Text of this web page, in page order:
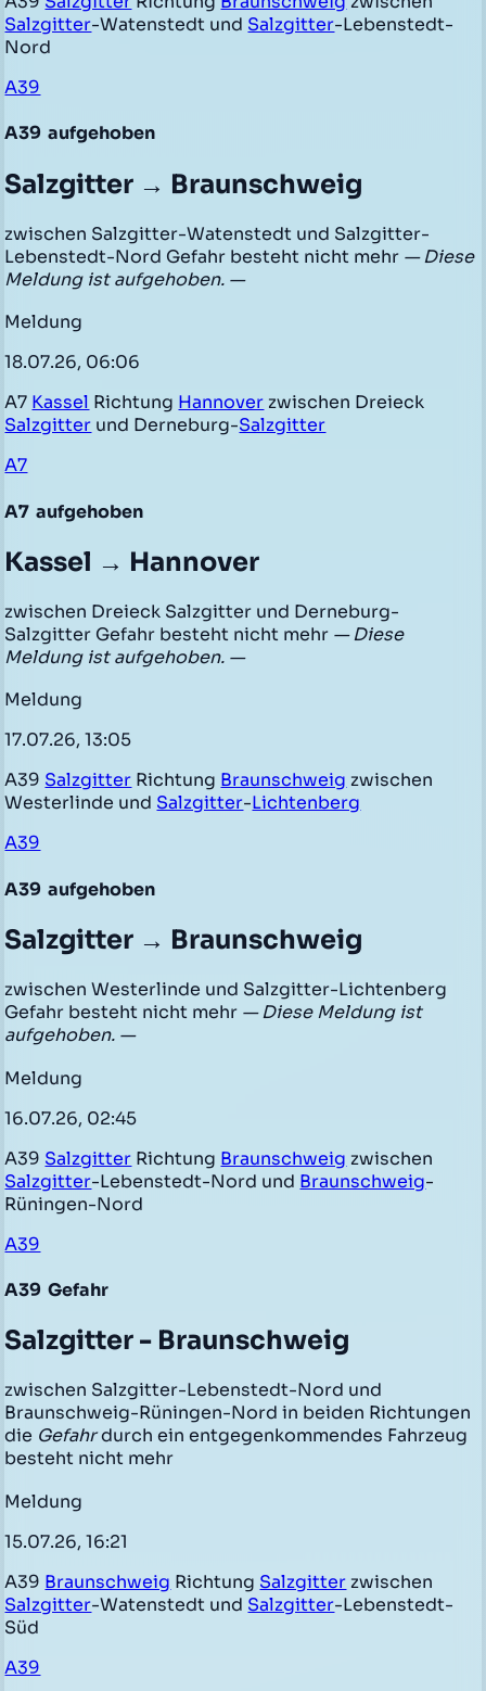
Salzgitter-Watenstedt und Salzgitter-Lebenstedt-
Nord
A39
A39 aufgehoben
Salzgitter → Braunschweig
zwischen Salzgitter-Watenstedt und Salzgitter-
Lebenstedt-Nord Gefahr besteht nicht mehr — Diese
Meldung ist aufgehoben. —
Meldung
18.07.26, 06:06
A7 Kassel Richtung Hannover zwischen Dreieck
Salzgitter und Derneburg-Salzgitter
A7
A7 aufgehoben
Kassel → Hannover
zwischen Dreieck Salzgitter und Derneburg-
Salzgitter Gefahr besteht nicht mehr — Diese
Meldung ist aufgehoben. —
Meldung
17.07.26, 13:05
A39 Salzgitter Richtung Braunschweig zwischen
Westerlinde und Salzgitter-Lichtenberg
A39
A39 aufgehoben
Salzgitter → Braunschweig
zwischen Westerlinde und Salzgitter-Lichtenberg
Gefahr besteht nicht mehr — Diese Meldung ist
aufgehoben. —
Meldung
16.07.26, 02:45
A39 Salzgitter Richtung Braunschweig zwischen
Salzgitter-Lebenstedt-Nord und Braunschweig-
Rüningen-Nord
A39
A39 Gefahr
Salzgitter - Braunschweig
zwischen Salzgitter-Lebenstedt-Nord und
Braunschweig-Rüningen-Nord in beiden Richtungen
die Gefahrdurch ein entgegenkommendes Fahrzeug
besteht nicht mehr
Meldung
15.07.26, 16:21
A39 Braunschweig Richtung Salzgitter zwischen
Salzgitter-Watenstedt und Salzgitter-Lebenstedt-
Süd
A39